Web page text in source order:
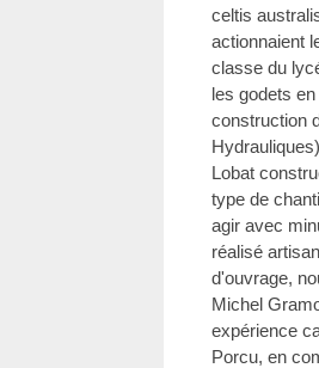
celtis
actionnaient
classe du
les godets
construction
Lobat
type de
agir avec
réalisé
d'ouvrage,
Michel
expérience
Porcu, en